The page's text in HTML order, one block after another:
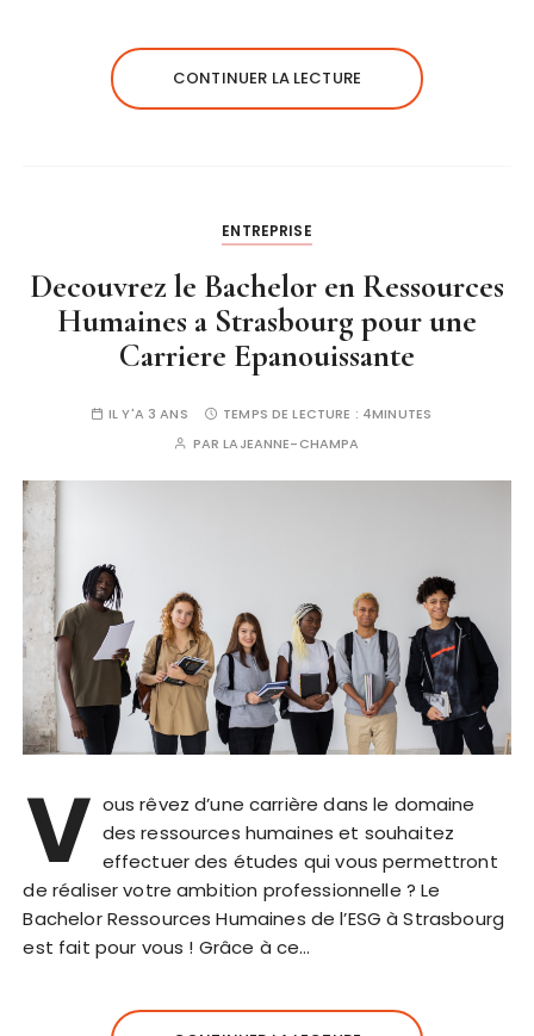
CONTINUER LA LECTURE
ENTREPRISE
Decouvrez le Bachelor en Ressources
Humaines a Strasbourg pour une
Carriere Epanouissante
IL Y'A 3 ANS TEMPS DE LECTURE : 4MINUTES
PARLAJEANNE-CHAMPA
V ous rêvez d’une carrière dans le domaine
des ressources humaines et souhaitez
effectuer des études qui vous permettront
de réaliser votre ambition professionnelle ? Le
Bachelor Ressources Humaines de l’ESG à Strasbourg
est fait pour vous ! Grâce à ce…